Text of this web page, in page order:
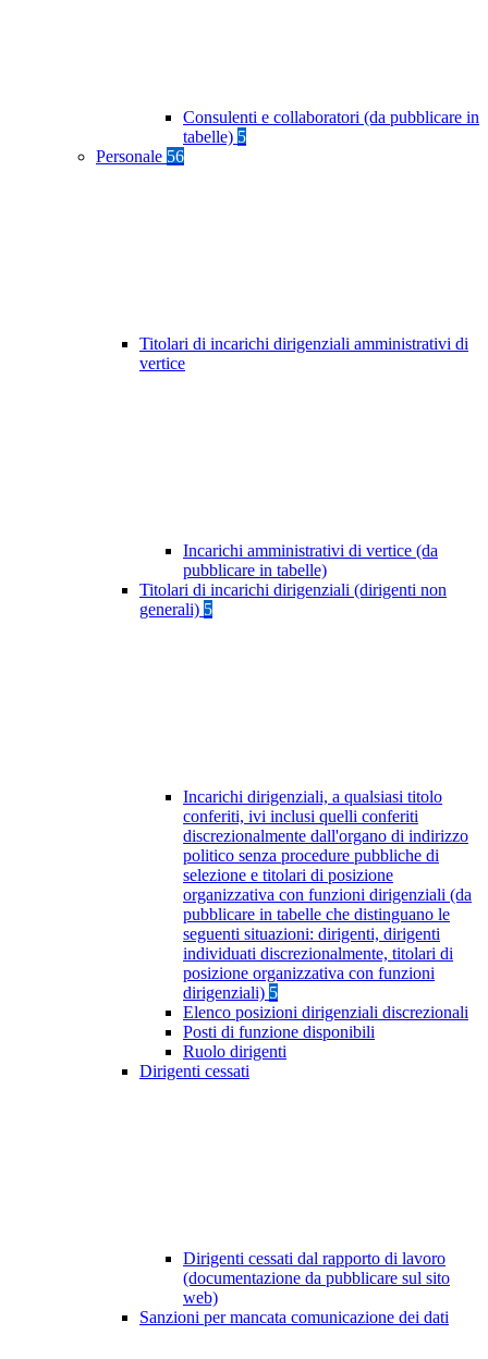
Consulenti e collaboratori (da pubblicare in
tabelle) 5
Personale 56
Titolari di incarichi dirigenziali amministrativi di
vertice
Incarichi amministrativi di vertice (da
pubblicare in tabelle)
Titolari di incarichi dirigenziali (dirigenti non
generali) 5
Incarichi dirigenziali, a qualsiasi titolo
conferiti, ivi inclusi quelli conferiti
discrezionalmente dall'organo di indirizzo
politico senza procedure pubbliche di
selezione e titolari di posizione
organizzativa con funzioni dirigenziali (da
pubblicare in tabelle che distinguano le
seguenti situazioni: dirigenti, dirigenti
individuati discrezionalmente, titolari di
posizione organizzativa con funzioni
dirigenziali) 5
Elenco posizioni dirigenziali discrezionali
Posti di funzione disponibili
Ruolo dirigenti
Dirigenti cessati
Dirigenti cessati dal rapporto di lavoro
(documentazione da pubblicare sul sito
web)
Sanzioni per mancata comunicazione dei dati